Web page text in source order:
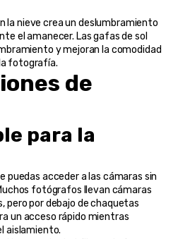
la nieve crea un deslumbramiento
el amanecer. Las gafas de sol
y mejoran la comodidad
fotografía.
de
para la
puedas acceder a las cámaras sin
fotógrafos llevan cámaras
pero por debajo de chaquetas
un acceso rápido mientras
aislamiento.